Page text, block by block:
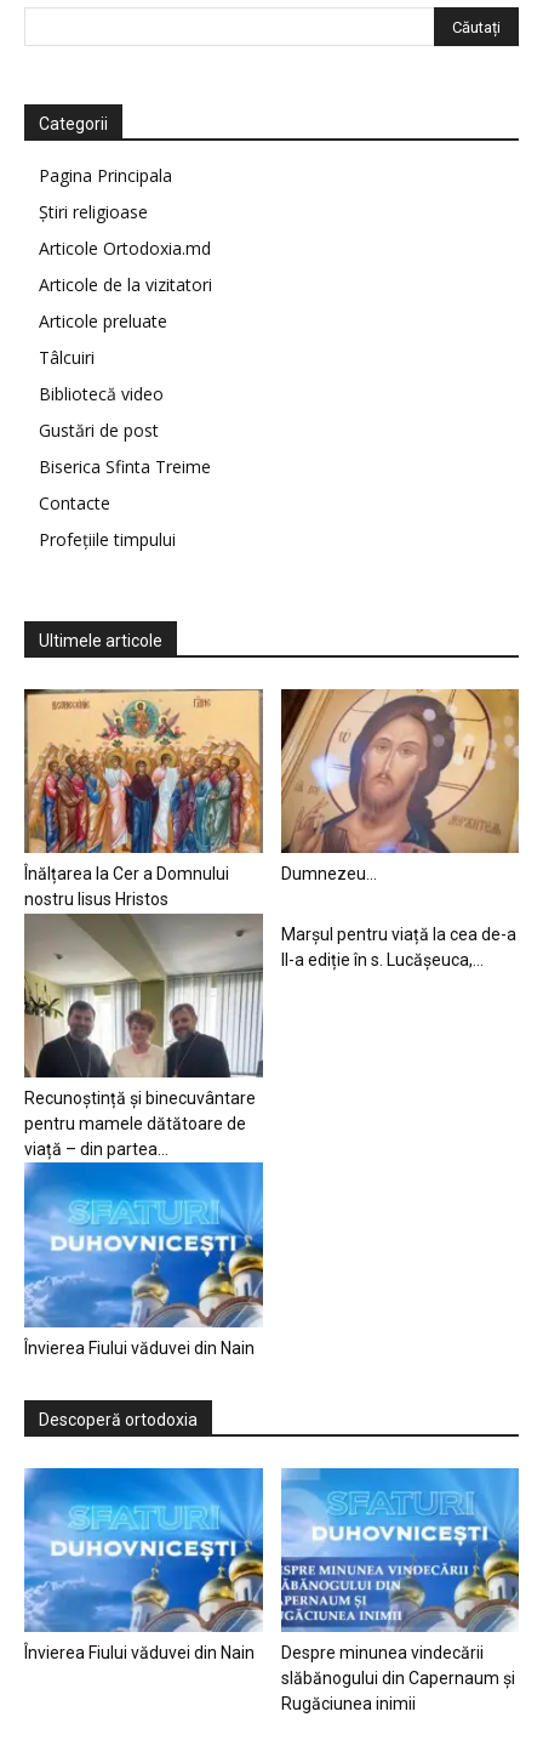
Categorii
Pagina Principala
Știri religioase
Articole Ortodoxia.md
Articole de la vizitatori
Articole preluate
Tâlcuiri
Bibliotecă video
Gustări de post
Biserica Sfinta Treime
Contacte
Profețiile timpului
Ultimele articole
Înălțarea la Cer a Domnului
nostru Iisus Hristos
Dumnezeu…
Recunoștință și binecuvântare
pentru mamele dătătoare de
viață – din partea...
Marșul pentru viață la cea de-a
II-a ediție în s. Lucășeuca,...
Învierea Fiului văduvei din Nain
Descoperă ortodoxia
Învierea Fiului văduvei din Nain
Despre minunea vindecării
slăbănogului din Capernaum și
Rugăciunea inimii